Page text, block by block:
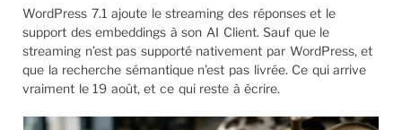
WordPress 7.1 ajoute le streaming des réponses et le
support des embeddings à son AI Client. Sauf que le
streaming n’est pas supporté nativement par WordPress, et
que la recherche sémantique n’est pas livrée. Ce qui arrive
vraiment le 19 août, et ce qui reste à écrire.